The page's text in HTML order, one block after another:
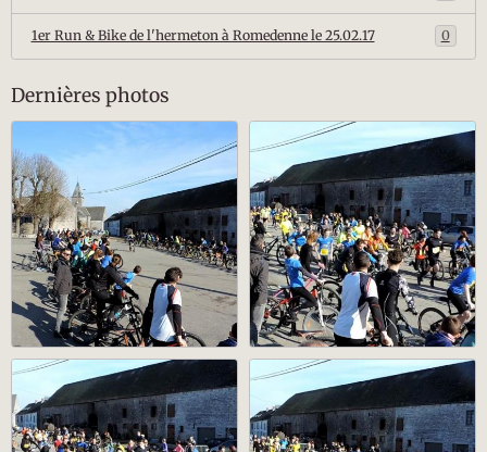
1er Run & Bike de l'hermeton à Romedenne le 25.02.17 0
Dernières photos